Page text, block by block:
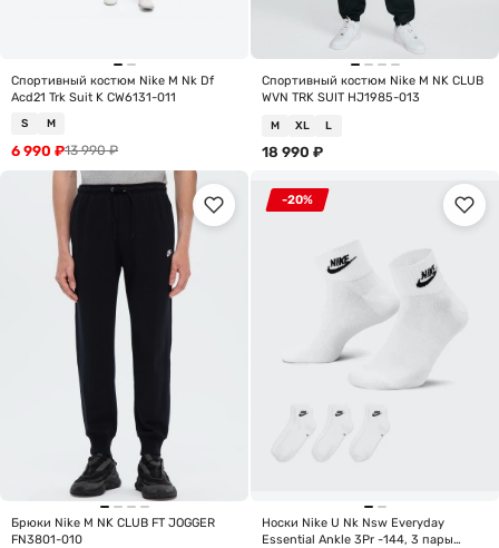
Спортивный костюм Nike M Nk Df
Acd21 Trk Suit K CW6131-011
S M
13 990₽
6 990 ₽
Спортивный костюм Nike M NK CLUB
WVN TRK SUIT HJ1985-013
M XL L
18 990 ₽
Брюки Nike M NK CLUB FT JOGGER
FN3801-010
-20%
Носки Nike U Nk Nsw Everyday
Essential Ankle 3Pr -144, 3 пары